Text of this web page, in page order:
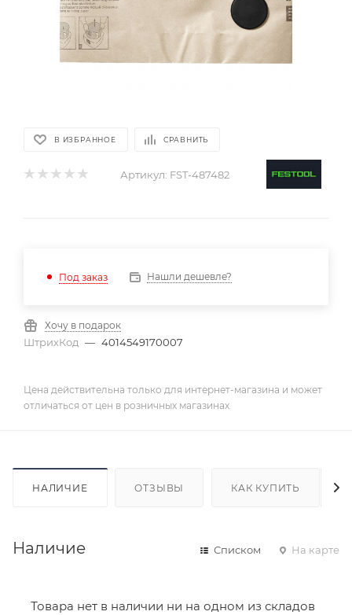
В ИЗБРАННОЕ СРАВНИТЬ
Артикул: FST-487482
Под заказ Нашли дешевле?
Хочу в подарок
ШтрихКод — 4014549170007
Цена действительна только для интернет-магазина и может
отличаться от цен в розничных магазинах
НАЛИЧИЕ ОТЗЫВЫ КАК КУПИТЬ
Наличие Списком На карте
Товара нет в наличии ни на одном из складов